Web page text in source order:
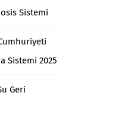
Sistemi
Sistemi 2025
Geri